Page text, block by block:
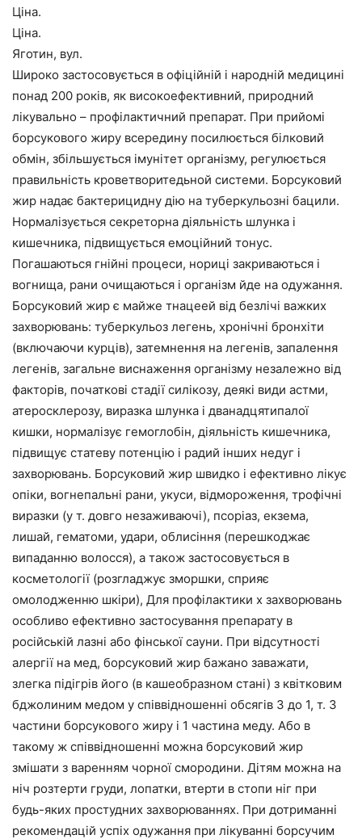
Ціна.
Ціна.
Яготин, вул.
Широко застосовується в офіційній і народній медицині
понад 200 років, як високоефективний, природний
лікувально – профілактичний препарат. При прийомі
борсукового жиру всередину посилюється білковий
обмін, збільшується імунітет організму, регулюється
правильність кроветворитедьной системи. Борсуковий
жир надає бактерицидну дію на туберкульозні бацили.
Нормалізується секреторна діяльність шлунка і
кишечника, підвищується емоційний тонус.
Погашаються гнійні процеси, нориці закриваються і
вогнища, рани очищаються і організм йде на одужання.
Борсуковий жир є майже тнацеей від безлічі важких
захворювань: туберкульоз легень, хронічні бронхіти
(включаючи курців), затемнення на легенів, запалення
легенів, загальне виснаження організму незалежно від
факторів, початкові стадії силікозу, деякі види астми,
атеросклерозу, виразка шлунка і дванадцятипалої
кишки, нормалізує гемоглобін, діяльність кишечника,
підвищує статеву потенцію і радий інших недуг і
захворювань. Борсуковий жир швидко і ефективно лікує
опіки, вогнепальні рани, укуси, відмороження, трофічні
виразки (у т. довго незаживаючі), псоріаз, екзема,
лишай, гематоми, удари, облисіння (перешкоджає
випаданню волосся), а також застосовується в
косметології (розгладжує зморшки, сприяє
омолодженню шкіри), Для профілактики х захворювань
особливо ефективно застосування препарату в
російській лазні або фінської сауни. При відсутності
алергії на мед, борсуковий жир бажано заважати,
злегка підігрів його (в кашеобразном стані) з квітковим
бджолиним медом у співвідношенні обсягів 3 до 1, т. 3
частини борсукового жиру і 1 частина меду. Або в
такому ж співвідношенні можна борсуковий жир
змішати з варенням чорної смородини. Дітям можна на
ніч розтерти груди, лопатки, втерти в стопи ніг при
будь-яких простудних захворюваннях. При дотриманні
рекомендацій успіх одужання при лікуванні борсучим